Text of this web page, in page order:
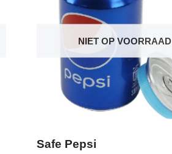
NIET OP VOORRAAD
Safe Pepsi